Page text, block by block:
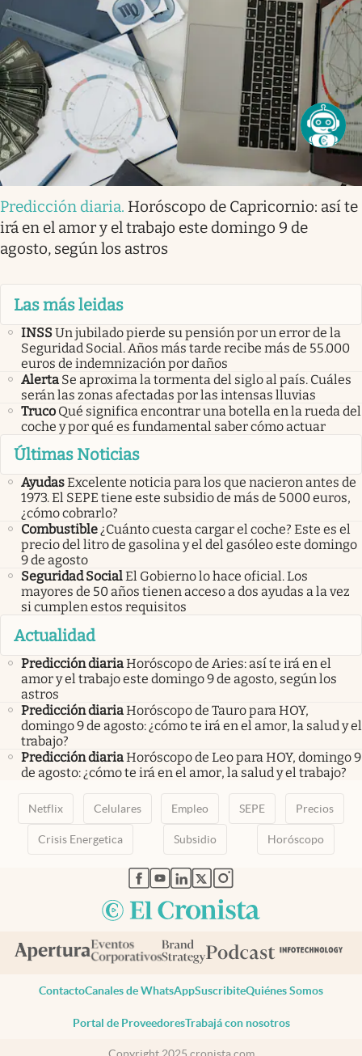
Predicción diaria. Horóscopo de Capricornio: así te
irá en el amor y el trabajo este domingo 9 de
agosto, según los astros
Las más leidas
INSSUn jubilado pierde su pensión por un error de la
Seguridad Social. Años más tarde recibe más de 55.000
euros de indemnización por daños
Alerta Se aproxima la tormenta del siglo al país. Cuáles
serán las zonas afectadas por las intensas lluvias
Truco Qué significa encontrar una botella en la rueda del
coche y por qué es fundamental saber cómo actuar
Últimas Noticias
AyudasExcelente noticia para los que nacieron antes de
1973. El SEPE tiene este subsidio de más de 5000 euros,
¿cómo cobrarlo?
Combustible¿Cuánto cuesta cargar el coche? Este es el
precio del litro de gasolina y el del gasóleo este domingo
9 de agosto
Seguridad SocialEl Gobierno lo hace oficial. Los
mayores de 50 años tienen acceso a dos ayudas a la vez
si cumplen estos requisitos
Actualidad
Predicción diariaHoróscopo de Aries: así te irá en el
amor y el trabajo este domingo 9 de agosto, según los
astros
Predicción diariaHoróscopo de Tauro para HOY,
domingo 9 de agosto: ¿cómo te irá en el amor, la salud y el
trabajo?
Predicción diariaHoróscopo de Leo para HOY, domingo 9
de agosto: ¿cómo te irá en el amor, la salud y el trabajo?
Netflix Celulares Empleo SEPE Precios
Crisis Energetica Subsidio Horóscopo
abre en nueva pestaña
abre en nueva pestaña
abre en nueva pestaña
abre en nueva pestaña
abre en nueva pestaña
ContactoCanales de WhatsAppSuscribiteQuiénes Somos
Portal de ProveedoresTrabajá con nosotros